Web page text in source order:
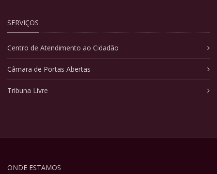
SERVIÇOS
Centro de Atendimento ao Cidadão
Câmara de Portas Abertas
Tribuna Livre
ONDE ESTAMOS